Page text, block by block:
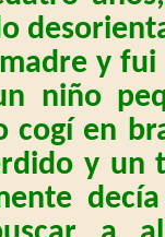
y
niño
cogí en
y un